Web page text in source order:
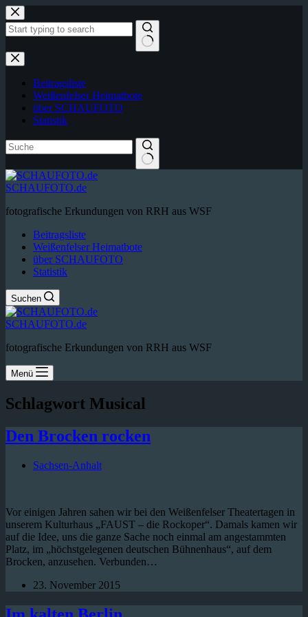
Zum
Inhalt
springen
Keine
Ergebnisse
Beitragsliste
Weißenfelser Heimatbote
über SCHAUFOTO
Statistik
SCHAUFOTO.de
fotografische Erkundungen von RRH aus WSF
Beitragsliste
Weißenfelser Heimatbote
über SCHAUFOTO
Statistik
Suchen
SCHAUFOTO.de
fotografische Erkundungen von RRH aus WSF
Menü
Schlagwort Musical
Den Brocken rocken
Sachsen-Anhalt
Vor einigen Jahren sahen wir bei den Weißenfelser Theatertagen in
unserem Kulturhaus „FAUST – die Rockoper“. Damals kamen wir
auf die Idee, uns die ganze Sache noch einmal am angestammten
Platz, im „höchstgelegenen deutschen Bühnenhaus“, auf dem
Brocken, anzusehen. Verbunden…
23. November 2015